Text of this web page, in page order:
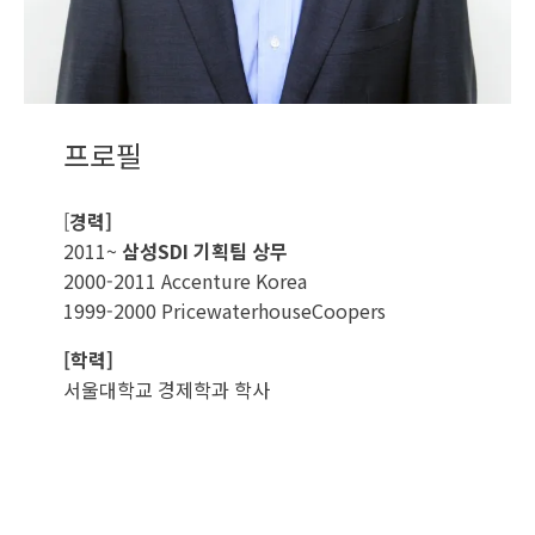
프로필
[경력]
2011~ 삼성SDI 기획팀 상무
2000-2011 Accenture Korea
1999-2000 PricewaterhouseCoopers
[학력]
서울대학교 경제학과 학사